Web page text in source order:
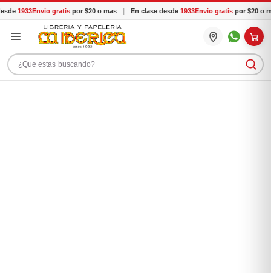
1933Envio gratispor $20 o mas En clase desde1933Envio gratispor $20 o
Buscar productos